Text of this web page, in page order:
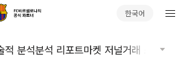
한국어
적 분석분석 리포트마켓 저널거래 소프트웨어